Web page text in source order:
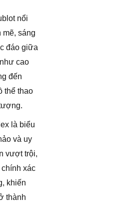
nổi
mẽ, sáng
đáo giữa
cao
đến
thể thao
là biểu
và uy
vượt trội,
xác
khiến
thành